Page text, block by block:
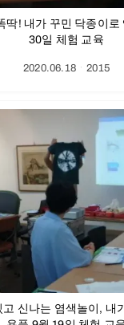
딱! 내가 꾸민 닥종이로
30일 체험 교육
2020.06.18ㆍ2015
신나는 염색놀이, 내